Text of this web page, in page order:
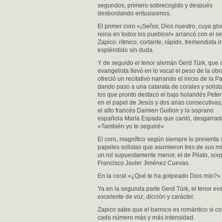
segundos, primero sobrecogido y después
desbordando entusiasmos.
El primer coro «¡Señor, Dios nuestro, cuya
reina en todos los pueblos!» arrancó con el
Zapico: rítmico, cortante, rápido, tremendista
espléndido sin duda.
Y de seguido el tenor alemán Gerd Türk, que
evangelista llevó en lo vocal el peso de la
ofreció un recitativo narrando el inicio de la
dando paso a una catarata de corales y
los que pronto destacó el bajo holandés
en el papel de Jesús y dos arias
el alto francés Damien Guillon y la soprano
española María Espada que cantó,
«También yo te seguiré».
El coro, magnífico según siempre lo
papeles solistas que asumieron tres de sus
un rol supuestamente menor, el de Pilato,
Francisco Javier Jiménez Cuevas.
En la coral «¿Qué te ha golpeado Dios
Ya en la segunda parte Gerd Türk, el tenor
excelente de voz, dicción y carácter.
Zapico sabe que el barroco es romántico si
cada número más y más intensidad.